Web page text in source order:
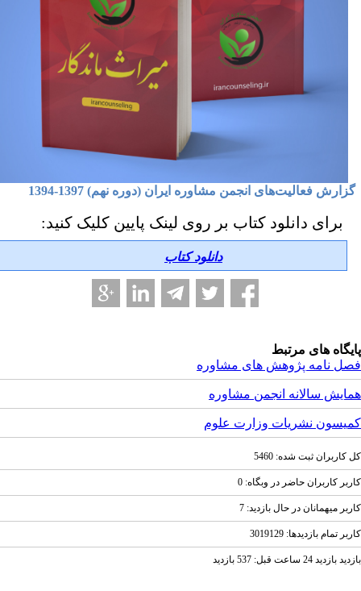
فعالیت‌های انجمن مشاوره ایران (دوره نهم) 1397-1394
دانلود کتاب بر روی لینک پایین کلیک کنید:
دانلود کتاب
های مرتبط
نامه پژوهش های مشاوره
سالانه انجمن مشاوره
نشریات وزارت علوم
ثبت شده: 5460
کاربران حاضر در وبگاه: 0
ميهمانان در حال بازديد: 7
بازديد‌ها: 3019129
ساعت قبل: 537 بازدید